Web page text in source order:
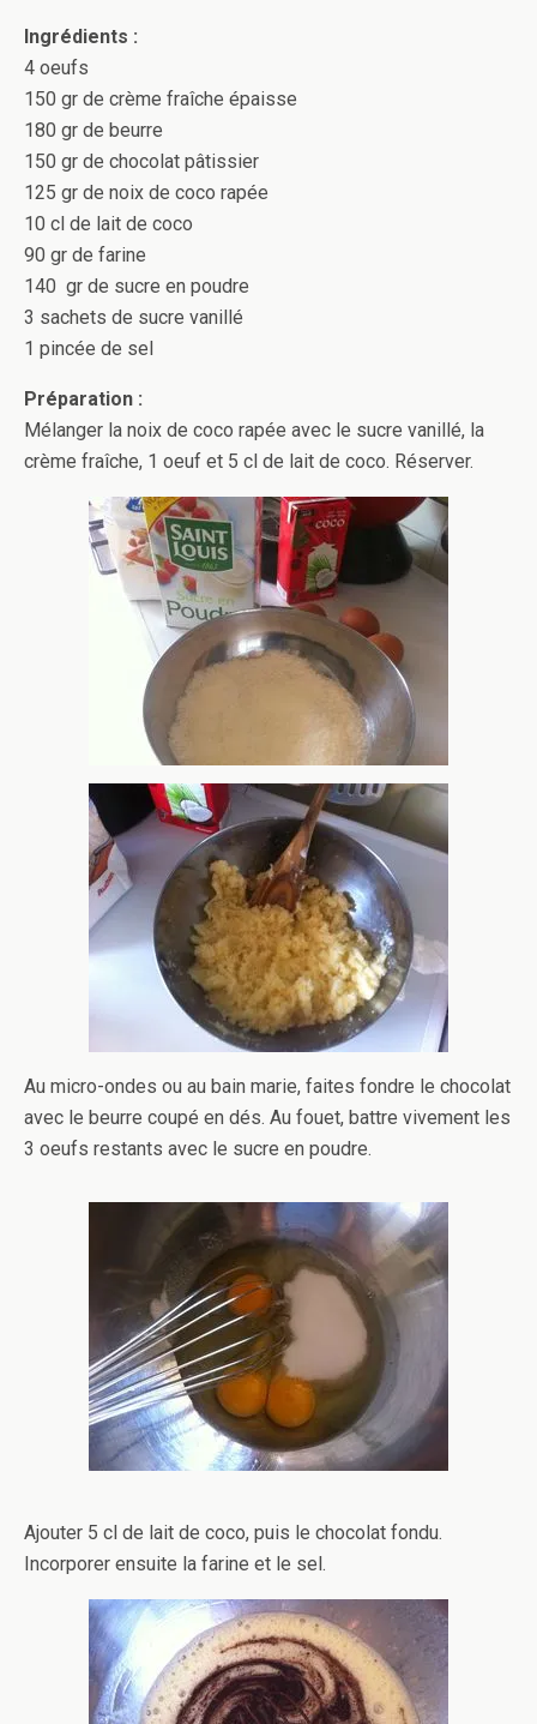
Ingrédients :
4 oeufs
150 gr de crème fraîche épaisse
180 gr de beurre
150 gr de chocolat pâtissier
125 gr de noix de coco rapée
10 cl de lait de coco
90 gr de farine
140 gr de sucre en poudre
3 sachets de sucre vanillé
1 pincée de sel
Préparation :
Mélanger la noix de coco rapée avec le sucre vanillé, la
crème fraîche, 1 oeuf et 5 cl de lait de coco. Réserver.
Au micro-ondes ou au bain marie, faites fondre le chocolat
avec le beurre coupé en dés. Au fouet, battre vivement les
3 oeufs restants avec le sucre en poudre.
Ajouter 5 cl de lait de coco, puis le chocolat fondu.
Incorporer ensuite la farine et le sel.